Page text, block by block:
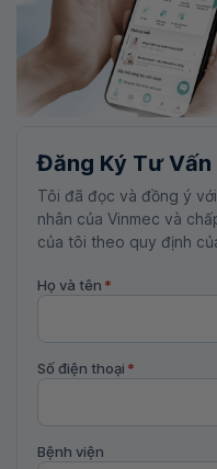
Đăng Ký Tư Vấn
Tôi đã đọc và đồng ý
nhân của Vinmec và
của tôi theo quy định
Họ và tên *
Số điện thoại *
Bệnh viện